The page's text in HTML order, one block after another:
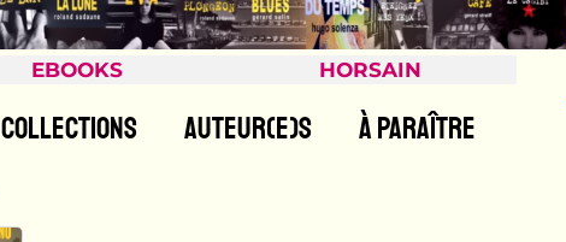
EBOOKS HORSAIN
COLLECTIONS AUTEUR(E)S À PARAÎTRE